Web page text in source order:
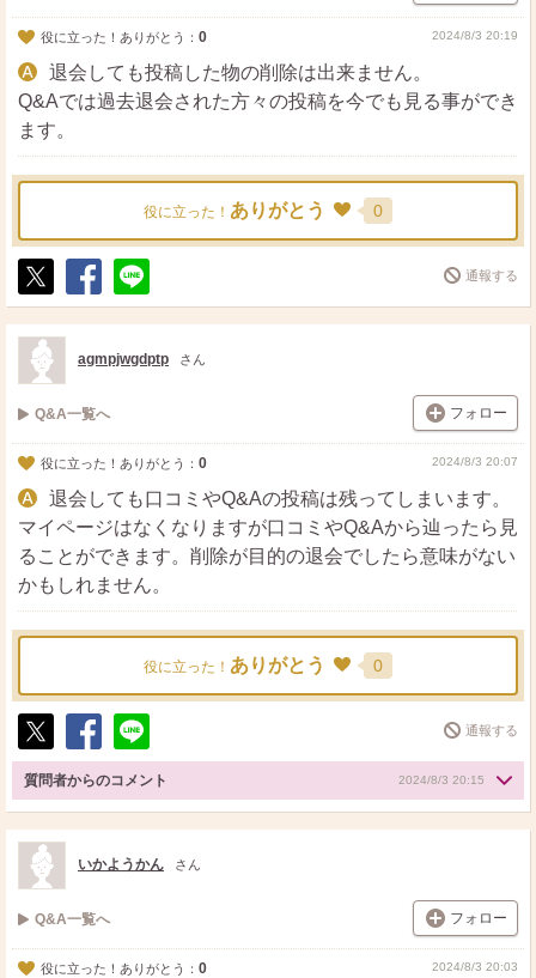
役に立った！ありがとう： 0 2024/8/3 20:19
退会しても投稿した物の削除は出来ません。
Q&Aでは過去退会された方々の投稿を今でも見る事ができ
ます。
役に立った！ ありがとう 0
ポ
ス
ト
シ
ェ
送
る
通報する
agmpjwgdptp さん
Q&A一覧へ フォロー
役に立った！ありがとう： 0 2024/8/3 20:07
退会しても口コミやQ&Aの投稿は残ってしまいます。
マイページはなくなりますが口コミやQ&Aから辿ったら見
ることができます。削除が目的の退会でしたら意味がない
かもしれません。
役に立った！ ありがとう 0
ポ
ス
ト
シ
ェ
ア
送
る
通報する
質問者からのコメント 2024/8/3 20:15
いかようかん さん
Q&A一覧へ フォロー
役に立った！ありがとう： 0 2024/8/3 20:03